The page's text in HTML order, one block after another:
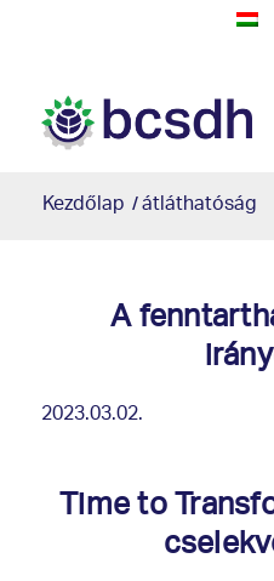
Kezdőlap /átláthatóság
A
2023.03.02.
Time to